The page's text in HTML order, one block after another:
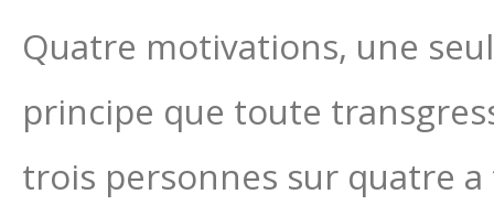
Quatre motivations, une
principe que toute
trois personnes sur quatre